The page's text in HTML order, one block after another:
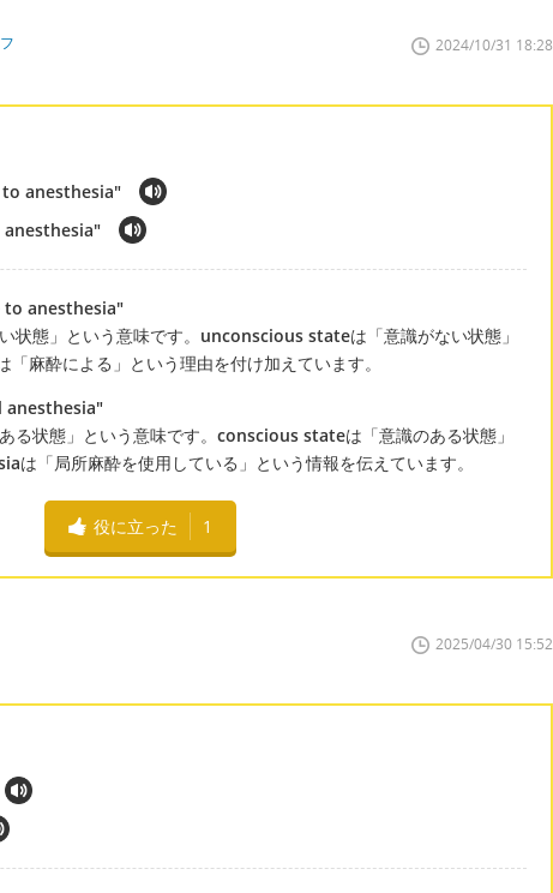
2024/10/31 18:28
anesthesia"
anesthesia"
状態」という意味です。 unconscious stateは「意識がない状態」
「麻酔による」という理由を付け加えています。
anesthesia"
る状態」という意味です。 conscious stateは「意識のある状態」
は「局所麻酔を使用している」という情報を伝えています。
役に立った 1
2025/04/30 15:52